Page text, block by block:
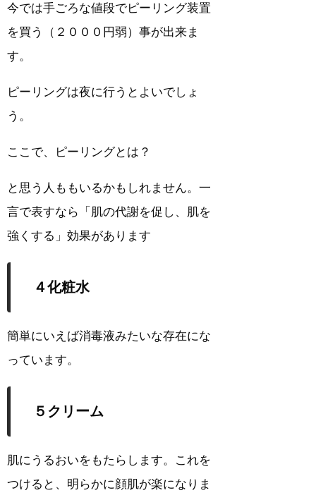
今では手ごろな値段でピーリング装置
を買う（２０００円弱）事が出来ま
す。
ピーリングは夜に行うとよいでしょ
う。
ここで、ピーリングとは？
と思う人ももいるかもしれません。一
言で表すなら「肌の代謝を促し、肌を
強くする」効果があります
４化粧水
簡単にいえば消毒液みたいな存在にな
っています。
５クリーム
肌にうるおいをもたらします。これを
つけると、明らかに顔肌が楽になりま